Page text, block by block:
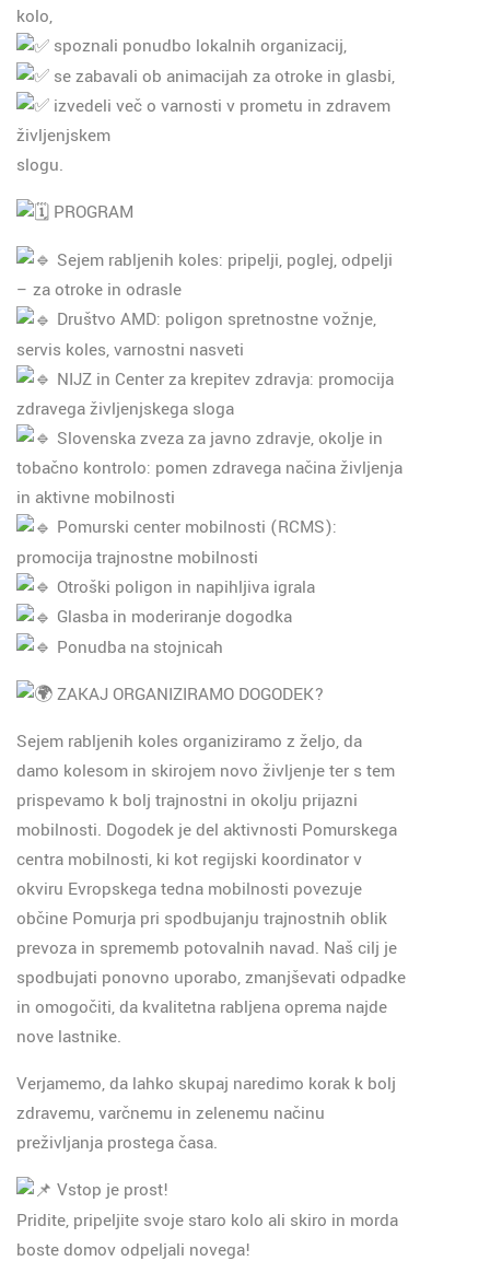
kolo,
spoznali ponudbo lokalnih organizacij,
se zabavali ob animacijah za otroke in glasbi,
izvedeli več o varnosti v prometu in zdravem
življenjskem
slogu.
PROGRAM
Sejem rabljenih koles: pripelji, poglej, odpelji
– za otroke in odrasle
Društvo AMD: poligon spretnostne vožnje,
servis koles, varnostni nasveti
NIJZ in Center za krepitev zdravja: promocija
zdravega življenjskega sloga
Slovenska zveza za javno zdravje, okolje in
tobačno kontrolo: pomen zdravega načina življenja
in aktivne mobilnosti
Pomurski center mobilnosti (RCMS):
promocija trajnostne mobilnosti
Otroški poligon in napihljiva igrala
Glasba in moderiranje dogodka
Ponudba na stojnicah
ZAKAJ ORGANIZIRAMO DOGODEK?
Sejem rabljenih koles organiziramo z željo, da
damo kolesom in skirojem novo življenje ter s tem
prispevamo k bolj trajnostni in okolju prijazni
mobilnosti. Dogodek je del aktivnosti Pomurskega
centra mobilnosti, ki kot regijski koordinator v
okviru Evropskega tedna mobilnosti povezuje
občine Pomurja pri spodbujanju trajnostnih oblik
prevoza in sprememb potovalnih navad. Naš cilj je
spodbujati ponovno uporabo, zmanjševati odpadke
in omogočiti, da kvalitetna rabljena oprema najde
nove lastnike.
Verjamemo, da lahko skupaj naredimo korak k bolj
zdravemu, varčnemu in zelenemu načinu
preživljanja prostega časa.
Vstop je prost!
Pridite, pripeljite svoje staro kolo ali skiro in morda
boste domov odpeljali novega!